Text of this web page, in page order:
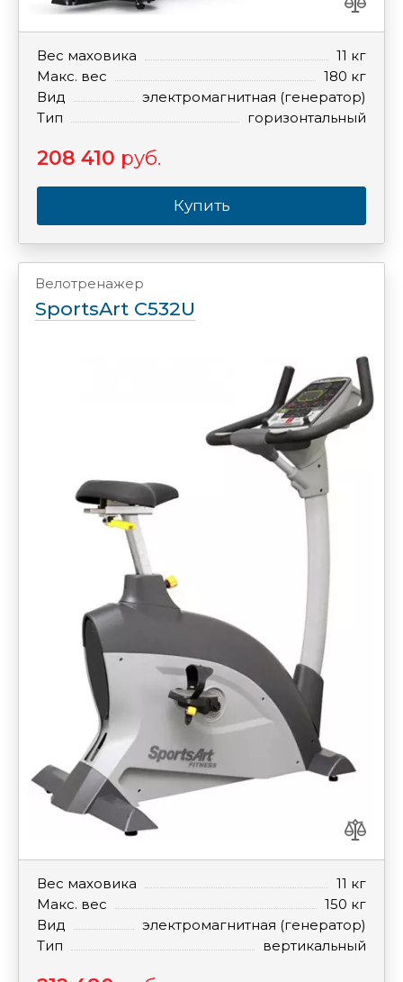
Вес маховика
11 кг
Макс. вес
180 кг
Вид
электромагнитная (генератор)
Тип
горизонтальный
208 410 руб.
Купить
Велотренажер
SportsArt C532U
Вес маховика
11 кг
Макс. вес
150 кг
Вид
электромагнитная (генератор)
Тип
вертикальный